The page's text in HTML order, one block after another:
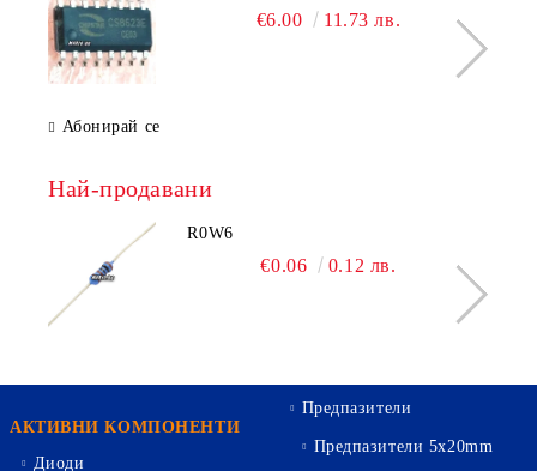
€6.00 11.73 лв.
Абонирай се
Най-продавани
R0W6
€0.06 0.12 лв.
АКТИВНИ КОМПОНЕНТИ
Диоди
Предпазители
Предпазители 5х20mm